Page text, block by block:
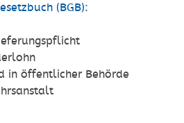
(BGB):
in öffentlicher Behörde